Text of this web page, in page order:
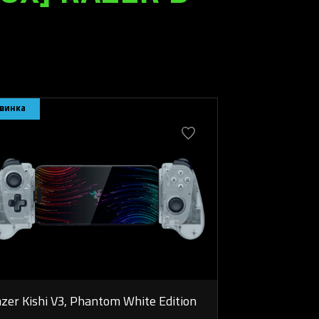
Kishi V3, Phantom White Edition